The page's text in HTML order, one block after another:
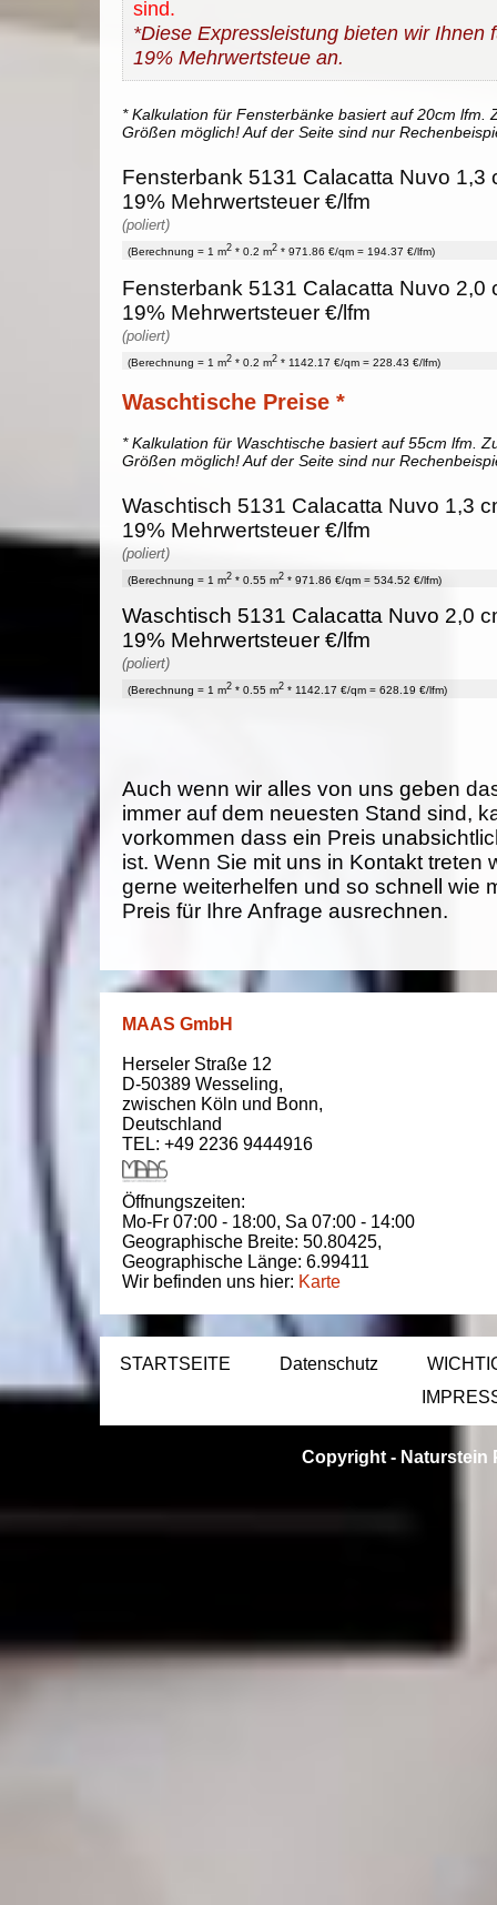
sind.
*Diese Expressleistung bieten wir Ihnen
19% Mehrwertsteue an.
* Kalkulation für Fensterbänke basiert auf 20cm lfm.
Größen möglich! Auf der Seite sind nur
Fensterbank 5131 Calacatta Nuvo 1,3
19% Mehrwertsteuer €/lfm
(poliert)
(Berechnung = 1 m2 * 0.2 m2 * 971.86 €/qm = 194.37 €/lfm)
Fensterbank 5131 Calacatta Nuvo 2,0
19% Mehrwertsteuer €/lfm
(poliert)
(Berechnung = 1 m2 * 0.2 m2 * 1142.17 €/qm = 228.43 €/lfm)
Waschtische Preise *
* Kalkulation für Waschtische basiert auf 55cm lfm.
Größen möglich! Auf der Seite sind nur
Waschtisch 5131 Calacatta Nuvo 1,3
19% Mehrwertsteuer €/lfm
(poliert)
(Berechnung = 1 m2 * 0.55 m2 * 971.86 €/qm = 534.52 €/lfm)
Waschtisch 5131 Calacatta Nuvo 2,0
19% Mehrwertsteuer €/lfm
(poliert)
(Berechnung = 1 m2 * 0.55 m2 * 1142.17 €/qm = 628.19 €/lfm)
Auch wenn wir alles von uns geben
immer auf dem neuesten Stand sind,
vorkommen dass ein Preis
ist. Wenn Sie mit uns in Kontakt treten
gerne weiterhelfen und so schnell wie
Preis für Ihre Anfrage ausrechnen.
MAAS GmbH
Herseler Straße 12
D-50389 Wesseling,
zwischen Köln und Bonn,
Deutschland
TEL: +49 2236 9444916
Öffnungszeiten:
Mo-Fr 07:00 - 18:00, Sa 07:00 - 14:00
Geographische Breite: 50.80425,
Geographische Länge: 6.99411
Wir befinden uns hier: Karte
STARTSEITE Datenschutz
Copyright - Naturstein